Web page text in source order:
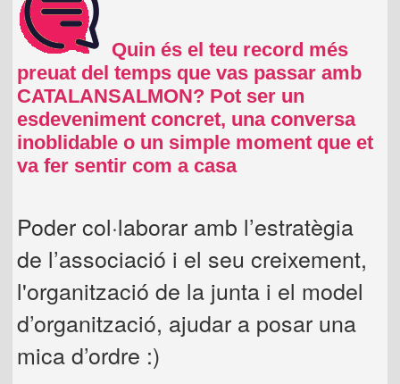
Quin és el teu record més
preuat del temps que vas passar amb
CATALANSALMON? Pot ser un
esdeveniment concret, una conversa
inoblidable o un simple moment que et
va fer sentir com a casa
Poder col·laborar amb l’estratègia
de l’associació i el seu creixement,
l'organització de la junta i el model
d’organització, ajudar a posar una
mica d’ordre :)